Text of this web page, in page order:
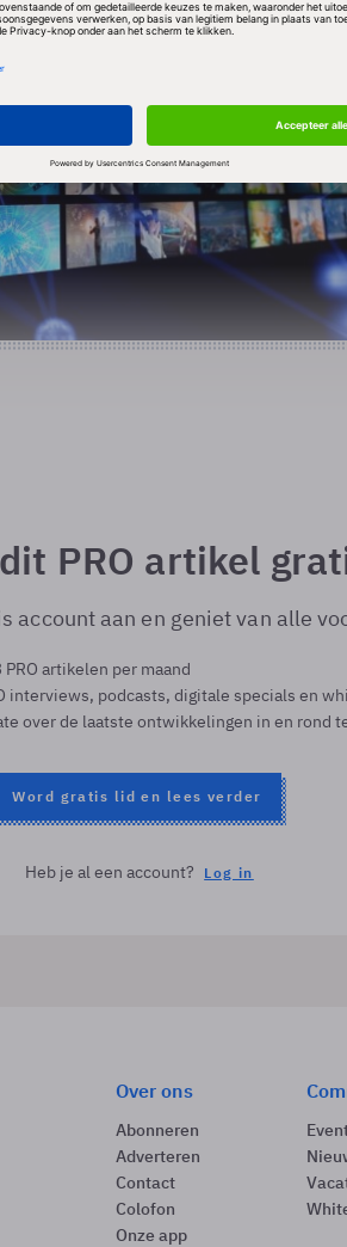
PRO artikel
account aan en geniet van alle
PRO artikelen per maand
interviews, podcasts, digitale specials en
over de laatste ontwikkelingen in en rond
Word gratis lid en lees verder
Heb je al een account? Log in
Over ons
Abonneren
Adverteren
Contact
Colofon
Onze app